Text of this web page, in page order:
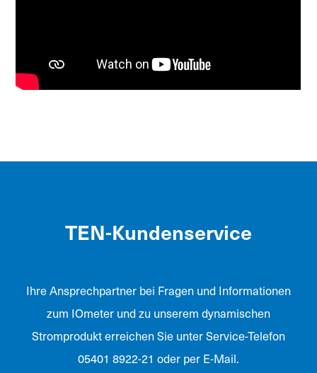
TEN-Kundenservice
Ihre Ansprechpartner bei Fragen und Informationen
zum IOmeter und zu unserem dynamischen
Stromprodukt erreichen Sie unter Service-Telefon
05401 8922-21 oder per E-Mail.